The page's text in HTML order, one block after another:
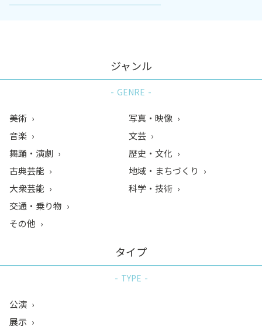
ジャンル
GENRE
美術
音楽
舞踊・演劇
古典芸能
大衆芸能
写真・映像
文芸
歴史・文化
地域・まちづくり
科学・技術
交通・乗り物
その他
タイプ
TYPE
公演
展示